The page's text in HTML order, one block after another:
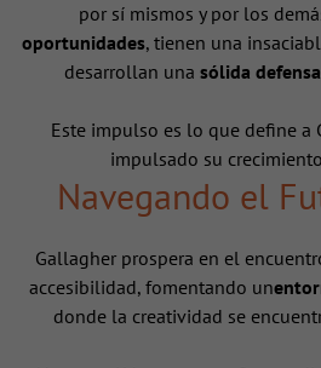
por sí mismos y por los
oportunidades, tienen una
desarrollan una sólida
Este impulso es lo que define a
impulsado su
Navegando el
Gallagher prospera en el
accesibilidad, fomentando un
donde la creatividad se